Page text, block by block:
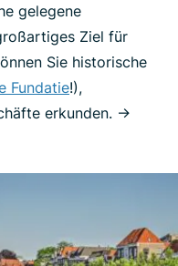
gelegene
Ziel für
Sie historische
Fundatie!),
erkunden. ->